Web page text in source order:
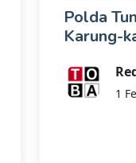
Polda
Karung-
1